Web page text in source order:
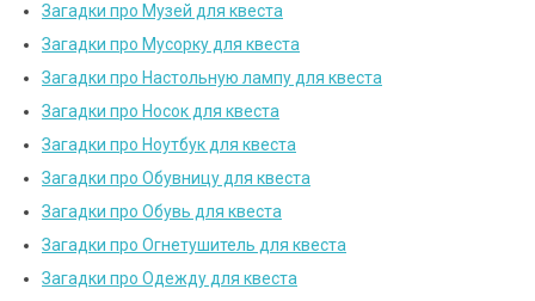
Загадки про Музей для квеста
Загадки про Мусорку для квеста
Загадки про Настольную лампу для квеста
Загадки про Носок для квеста
Загадки про Ноутбук для квеста
Загадки про Обувницу для квеста
Загадки про Обувь для квеста
Загадки про Огнетушитель для квеста
Загадки про Одежду для квеста